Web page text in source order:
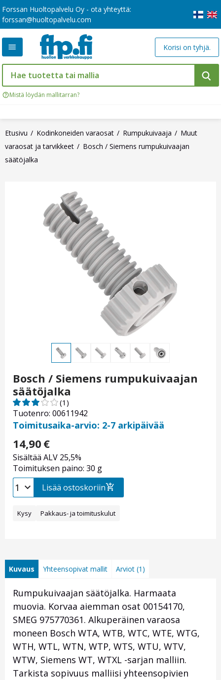
Forssan Huoltopalvelu Oy - ota yhteyttä:
forssan@huoltopalvelu.com
Mistä löydän mallitarran?
Korisi on tyhjä.
Etusivu Kodinkoneiden varaosat Rumpukuivaaja
Muut
varaosat ja tarvikkeet
Bosch / Siemens rumpukuivaajan
säätöjalka
Bosch / Siemens rumpukuivaajan
säätöjalka
Tuotenro: 00611942
(1)
Toimitusaika-arvio: 2-7 arkipäivää
14,90 €
Sisältää ALV 25,5%
Toimituksen paino: 30 g
Lisää ostoskoriin
Kysy Pakkaus- ja toimituskulut
Kuvaus Yhteensopivat mallit Arviot (1)
Rumpukuivaajan säätöjalka. Harmaata
muovia. Korvaa aiemman osat 00154170,
SMEG 975770361. Alkuperäinen varaosa
moneen Bosch WTA, WTB, WTC, WTE, WTG,
WTH, WTL, WTN, WTP, WTS, WTU, WTV,
WTW, Siemens WT, WTXL -sarjan malliin.
Tarkista sopivuus malliisi yhteensopivien